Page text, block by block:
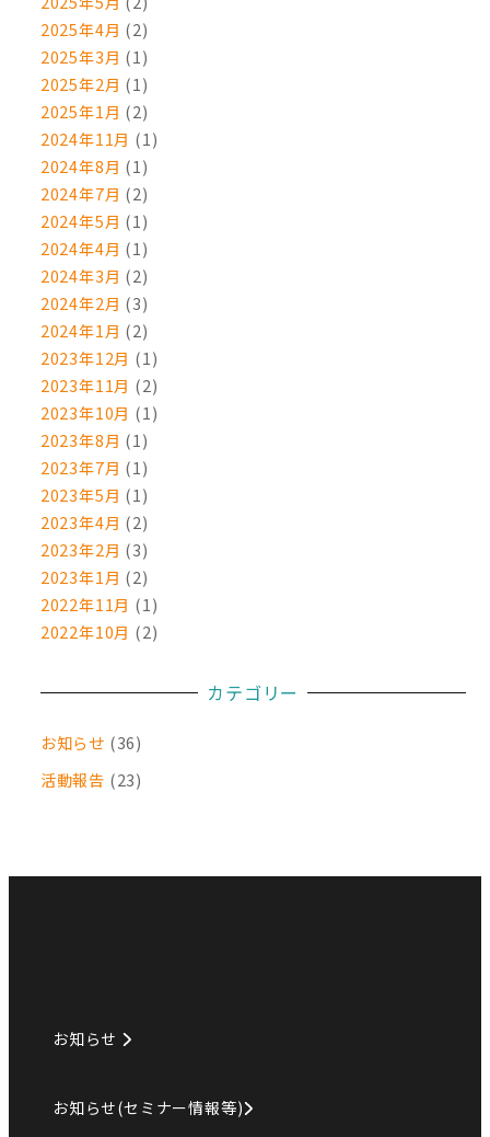
2025年4月 (2)
2025年3月 (1)
2025年2月 (1)
2025年1月 (2)
2024年11月 (1)
2024年8月 (1)
2024年7月 (2)
2024年5月 (1)
2024年4月 (1)
2024年3月 (2)
2024年2月 (3)
2024年1月 (2)
2023年12月 (1)
2023年11月 (2)
2023年10月 (1)
2023年8月 (1)
2023年7月 (1)
2023年5月 (1)
2023年4月 (2)
2023年2月 (3)
2023年1月 (2)
2022年11月 (1)
2022年10月 (2)
カテゴリー
お知らせ (36)
活動報告 (23)
お知らせ
お知らせ(セミナー情報等)